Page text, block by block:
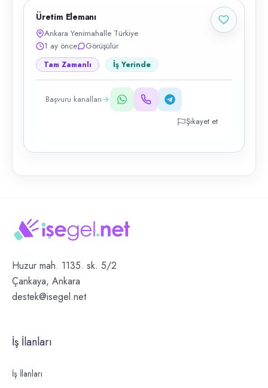
Üretim Elemanı
Ankara Yenimahalle Türkiye
1 ay önce
Görüşülür
Tam Zamanlı İş Yerinde
Başvuru kanalları
Şikayet et
Huzur mah. 1135. sk. 5/2
Çankaya, Ankara
destek@isegel.net
İş İlanları
İş İlanları